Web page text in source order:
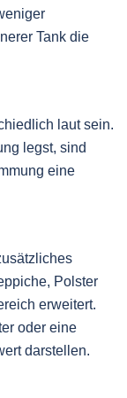
Tank die
laut sein.
legst, sind
eine
Polster
erweitert.
oder eine
darstellen.